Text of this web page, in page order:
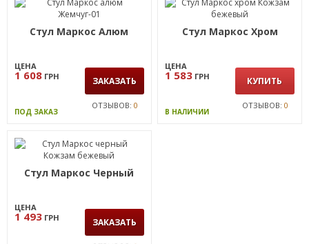
Стул Маркос Алюм
ЦЕНА
1 608 ГРН ЗАКАЗАТЬ
ПОД ЗАКАЗ
ОТЗЫВОВ: 0
Стул Маркос Хром
ЦЕНА
1 583 ГРН КУПИТЬ
В НАЛИЧИИ
ОТЗЫВОВ: 0
Стул Маркос Черный
ЦЕНА
1 493 ГРН ЗАКАЗАТЬ